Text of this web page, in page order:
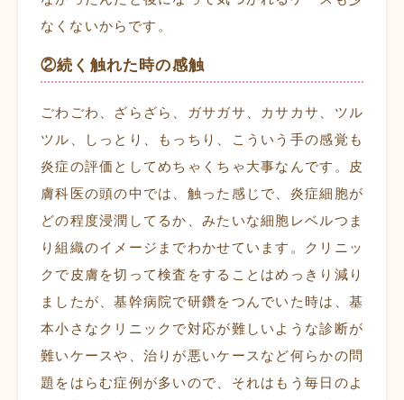
なくないからです。
②続く触れた時の感触
ごわごわ、ざらざら、ガサガサ、カサカサ、ツル
ツル、しっとり、もっちり、こういう手の感覚も
炎症の評価としてめちゃくちゃ大事なんです。皮
膚科医の頭の中では、触った感じで、炎症細胞が
どの程度浸潤してるか、みたいな細胞レベルつま
り組織のイメージまでわかせています。クリニッ
クで皮膚を切って検査をすることはめっきり減り
ましたが、基幹病院で研鑽をつんでいた時は、基
本小さなクリニックで対応が難しいような診断が
難いケースや、治りが悪いケースなど何らかの問
題をはらむ症例が多いので、それはもう毎日のよ